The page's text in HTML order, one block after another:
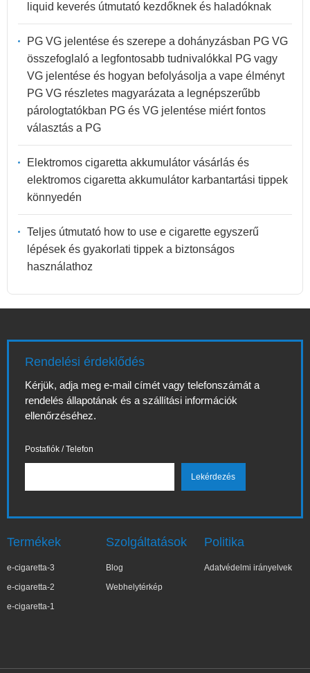
liquid keverés útmutató kezdőknek és haladóknak
PG VG jelentése és szerepe a dohányzásban PG VG
összefoglaló a legfontosabb tudnivalókkal PG vagy
VG jelentése és hogyan befolyásolja a vape élményt
PG VG részletes magyarázata a legnépszerűbb
párologtatókban PG és VG jelentése miért fontos
választás a PG
Elektromos cigaretta akkumulátor vásárlás és
elektromos cigaretta akkumulátor karbantartási tippek
könnyedén
Teljes útmutató how to use e cigarette egyszerű
lépések és gyakorlati tippek a biztonságos
használathoz
Rendelési érdeklődés
Kérjük, adja meg e-mail címét vagy telefonszámát a
rendelés állapotának és a szállítási információk
ellenőrzéséhez.
Postafiók / Telefon
Termékek
e-cigaretta-3
e-cigaretta-2
e-cigaretta-1
Szolgáltatások
Blog
Webhelytérkép
Politika
Adatvédelmi irányelvek